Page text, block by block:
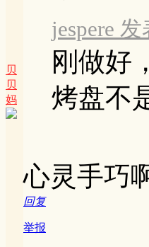
贝
贝
妈
jespere
刚做好
烤盘不
心灵手巧
回复
举报